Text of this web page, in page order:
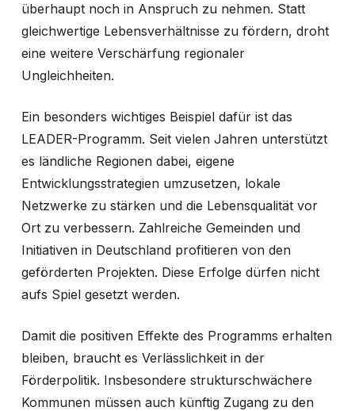
überhaupt noch in Anspruch zu nehmen. Statt
gleichwertige Lebensverhältnisse zu fördern, droht
eine weitere Verschärfung regionaler
Ungleichheiten.
Ein besonders wichtiges Beispiel dafür ist das
LEADER-Programm. Seit vielen Jahren unterstützt
es ländliche Regionen dabei, eigene
Entwicklungsstrategien umzusetzen, lokale
Netzwerke zu stärken und die Lebensqualität vor
Ort zu verbessern. Zahlreiche Gemeinden und
Initiativen in Deutschland profitieren von den
geförderten Projekten. Diese Erfolge dürfen nicht
aufs Spiel gesetzt werden.
Damit die positiven Effekte des Programms erhalten
bleiben, braucht es Verlässlichkeit in der
Förderpolitik. Insbesondere strukturschwächere
Kommunen müssen auch künftig Zugang zu den